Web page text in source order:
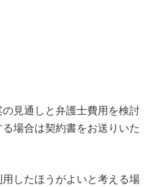
見通しと弁護士費用を検討
場合は契約書をお送りいた
したほうがよいと考える場